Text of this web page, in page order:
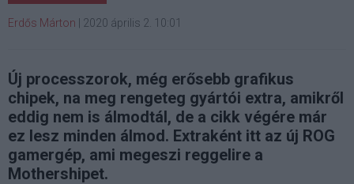
Erdős Márton 2020 április 2. 10:01
Új processzorok, még erősebb grafikus
chipek, na meg rengeteg gyártói extra, amikről
eddig nem is álmodtál, de a cikk végére már
ez lesz minden álmod. Extraként itt az új ROG
gamergép, ami megeszi reggelire a
Mothershipet.